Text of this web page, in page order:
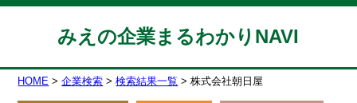
みえの企業まるわかりNAVI
HOME 企業検索 検索結果一覧 株式会社朝日屋